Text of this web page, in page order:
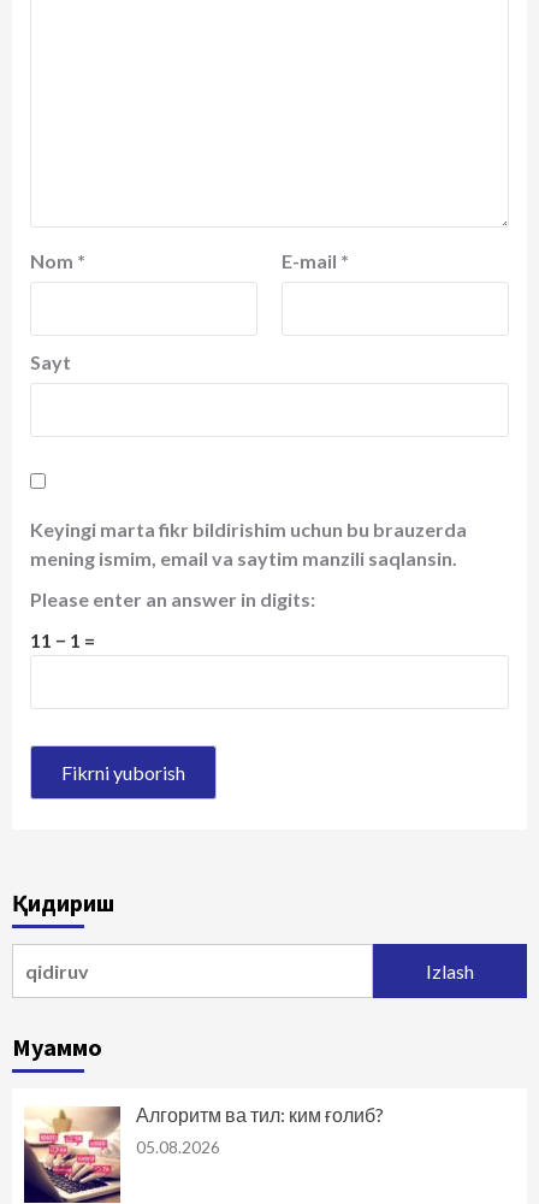
Nom * E-mail *
Sayt
Keyingi marta fikr bildirishim uchun bu brauzerda
mening ismim, email va saytim manzili saqlansin.
Please enter an answer in digits:
11 − 1 =
Қидириш
Муаммо
Алгоритм ва тил: ким ғолиб?
05.08.2026